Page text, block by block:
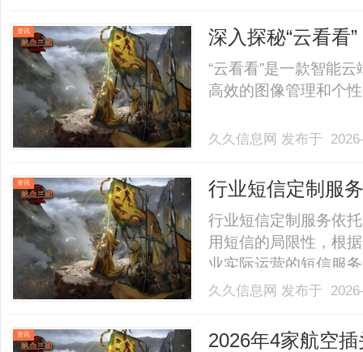
资讯 深入探秘“云看看
“云看看”是一款智能
高效的图像管理和个
久久信息网 发布于
资讯 行业短信定制服
行业短信定制服务依
用短信的局限性，根
业实际运营的短信服
的重要支撑。当前，
合。......
久久信息网 发布于
资讯 2026年4家航空